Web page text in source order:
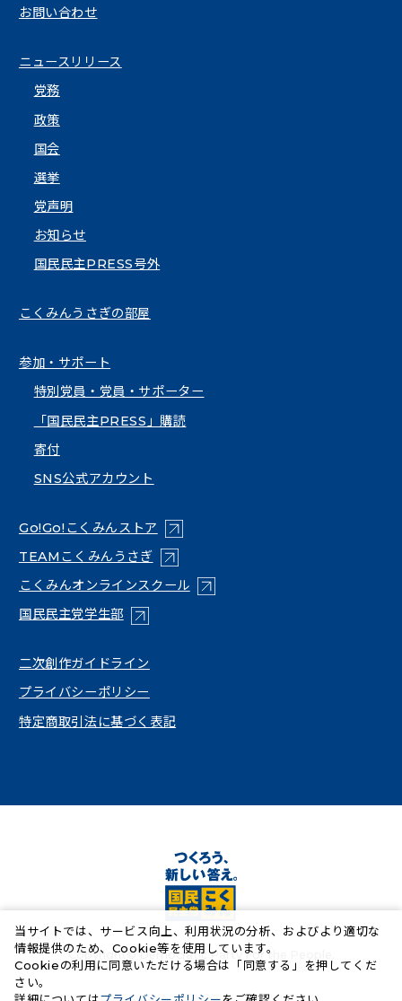
お問い合わせ
ニュースリリース
党務
政策
国会
選挙
党声明
お知らせ
国民民主PRESS号外
こくみんうさぎの部屋
参加・サポート
特別党員・党員・サポーター
「国民民主PRESS」購読
寄付
SNS公式アカウント
Go!Go!こくみんストア （新しいタブで開く）
TEAMこくみんうさぎ（新しいタブで開く）
こくみんオンラインスクール（新しいタブで開く）
国民民主党学生部（新しいタブで開く）
二次創作ガイドライン
プライバシーポリシー
特定商取引法に基づく表記
Copyright© Democratic Party For the People.
当サイトでは、サービス向上、利用状況の分析、およびより適切な
情報提供のため、Cookie等を使用しています。
Cookieの利用に同意いただける場合は「同意する」を押してくだ
さい。